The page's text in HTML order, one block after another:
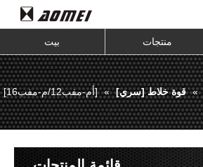
بيت منتجات
» قوة خلاط [سري] » [أم-مفب12/م-مفب16]